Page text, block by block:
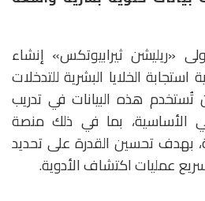
«ريليشن ثيرابيوتكس» إنشاء
الخلايا البشرية للتدخلات
تُستخدم هذه البيانات في تدريب
الأساسية، بما في ذلك منصة
بهدف تحسين القدرة على تحديد
عمليات اكتشاف الأدوية.